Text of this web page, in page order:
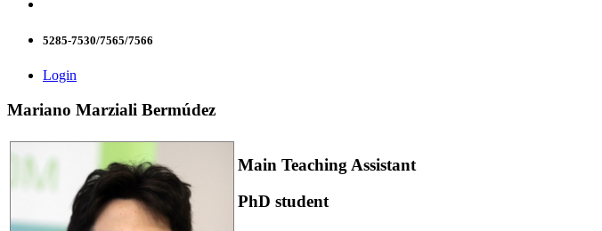
5285-7530/7565/7566
Login
Mariano Marziali Bermúdez
Main Teaching Assistant
PhD student